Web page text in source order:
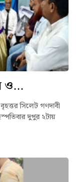
ও...
সিলেট গণদাবী
দুপুর ২টায়